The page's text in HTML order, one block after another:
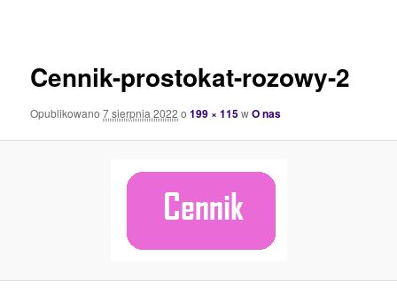
Cennik-prostokat-rozowy-2
Opublikowano7 sierpnia 2022 o199 × 115wO nas